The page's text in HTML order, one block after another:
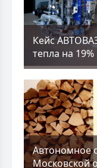
Кейс
тепла на
Aвтономное
Московской